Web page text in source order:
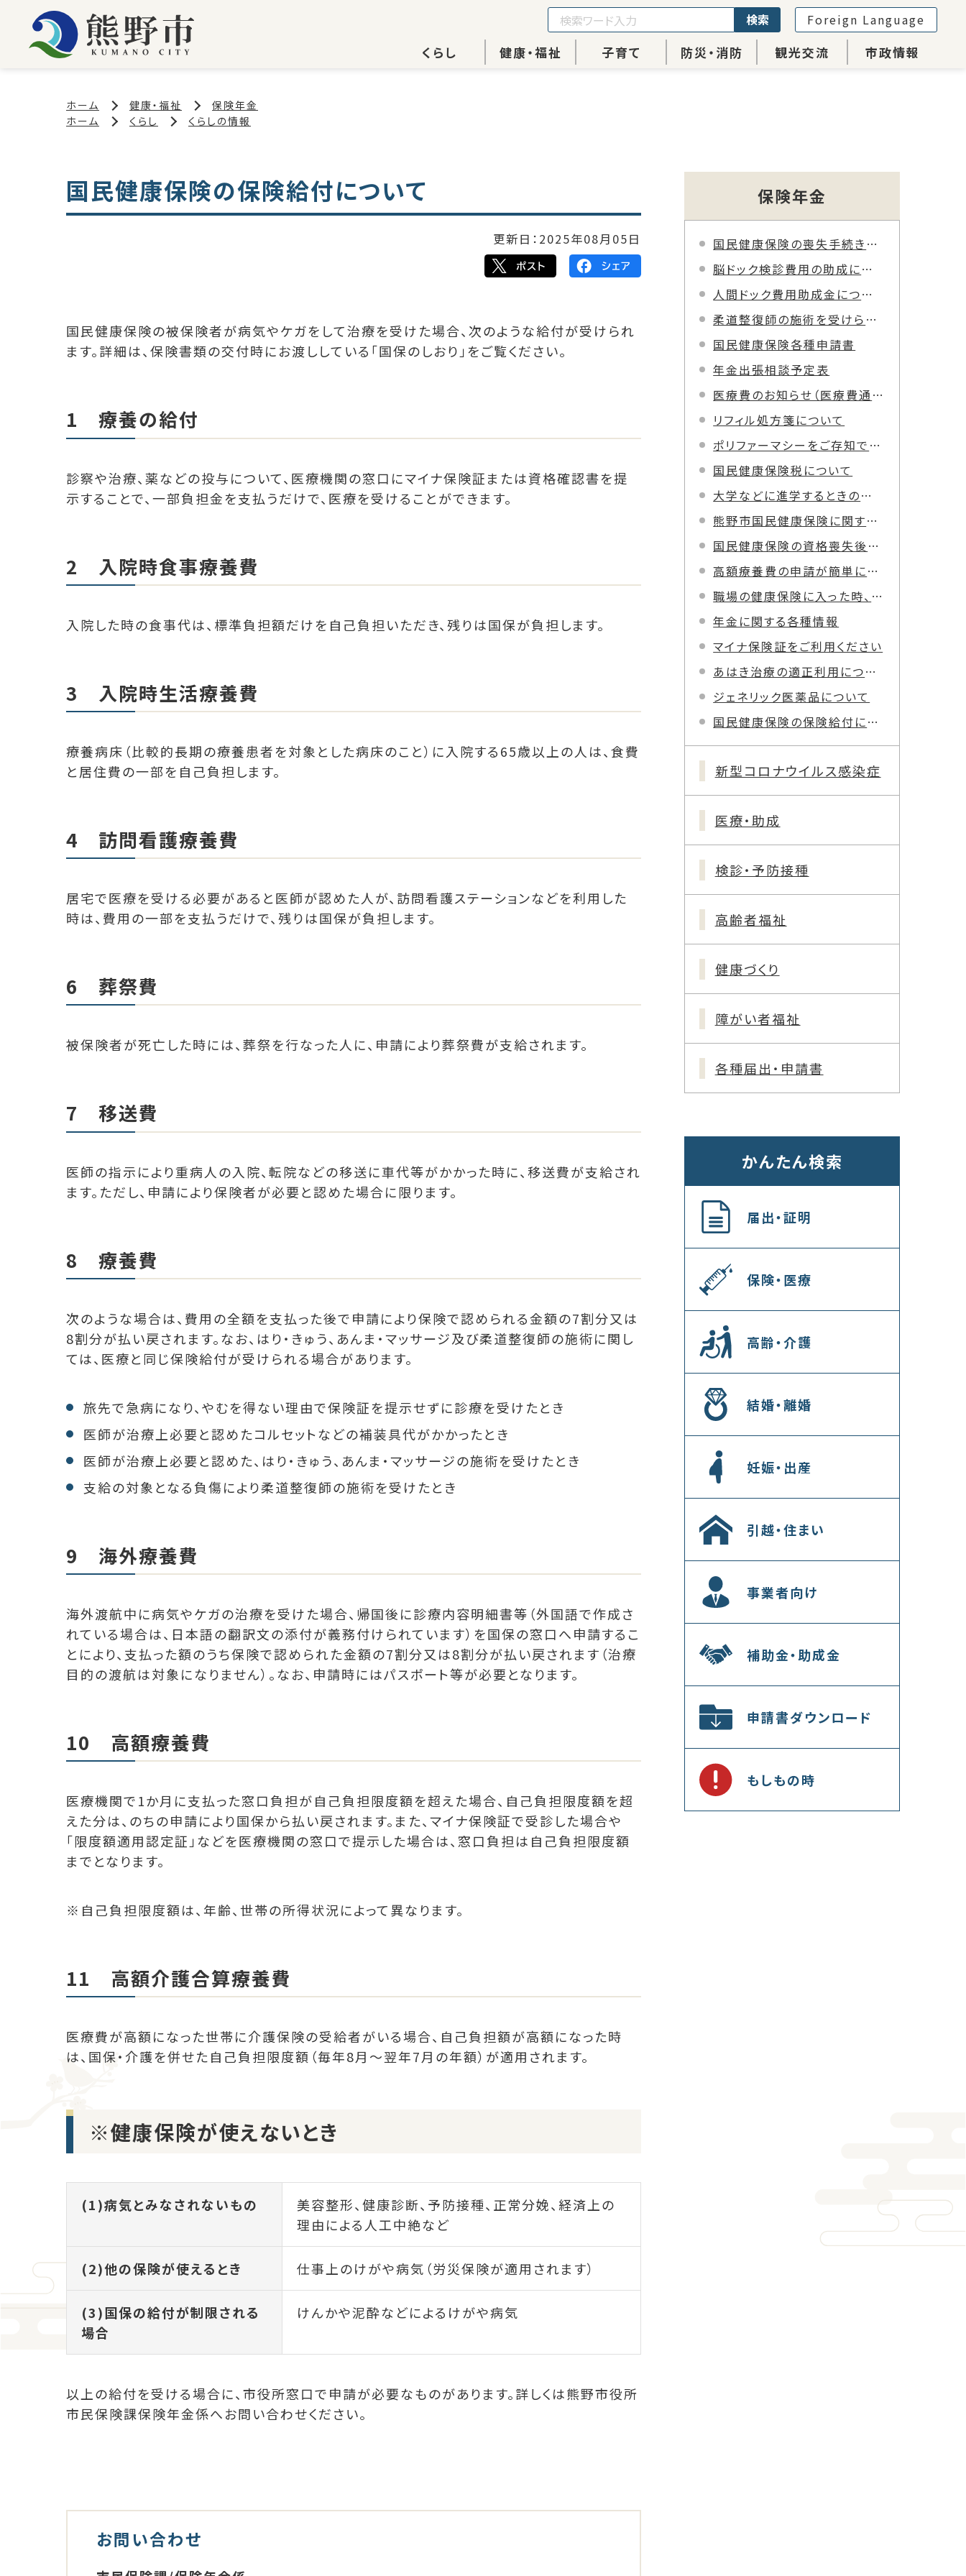
くらし 健康・福祉 子育て 防災・消防 観光交流 市政情報
検索 Foreign Language
ホーム 健康・福祉
保険年金
ホーム
くらし くらしの情報
国民健康保険の保険給付について
更新日： 2025年08月05日
国民健康保険の被保険者が病気やケガをして治療を受けた場合、次のような給付が受けられ
ます。詳細は、保険書類の交付時にお渡ししている「国保のしおり」をご覧ください。
1 療養の給付
診察や治療、薬などの投与について、医療機関の窓口にマイナ保険証または資格確認書を提
示することで、一部負担金を支払うだけで、医療を受けることができます。
2 入院時食事療養費
入院した時の食事代は、標準負担額だけを自己負担いただき、残りは国保が負担します。
3 入院時生活療養費
療養病床（比較的長期の療養患者を対象とした病床のこと）に入院する65歳以上の人は、食費
と居住費の一部を自己負担します。
4 訪問看護療養費
居宅で医療を受ける必要があると医師が認めた人が、訪問看護ステーションなどを利用した
時は、費用の一部を支払うだけで、残りは国保が負担します。
6 葬祭費
被保険者が死亡した時には、葬祭を行なった人に、申請により葬祭費が支給されます。
7 移送費
医師の指示により重病人の入院、転院などの移送に車代等がかかった時に、移送費が支給され
ます。ただし、申請により保険者が必要と認めた場合に限ります。
8 療養費
次のような場合は、費用の全額を支払った後で申請により保険で認められる金額の7割分又は
8割分が払い戻されます。なお、はり・きゅう、あんま・マッサージ及び柔道整復師の施術に関し
ては、医療と同じ保険給付が受けられる場合があります。
旅先で急病になり、やむを得ない理由で保険証を提示せずに診療を受けたとき
医師が治療上必要と認めたコルセットなどの補装具代がかかったとき
医師が治療上必要と認めた、はり・きゅう、あんま・マッサージの施術を受けたとき
支給の対象となる負傷により柔道整復師の施術を受けたとき
9 海外療養費
海外渡航中に病気やケガの治療を受けた場合、帰国後に診療内容明細書等（外国語で作成さ
れている場合は、日本語の翻訳文の添付が義務付けられています）を国保の窓口へ申請するこ
とにより、支払った額のうち保険で認められた金額の7割分又は8割分が払い戻されます（治療
目的の渡航は対象になりません）。なお、申請時にはパスポート等が必要となります。
10 高額療養費
医療機関で1か月に支払った窓口負担が自己負担限度額を超えた場合、自己負担限度額を超
えた分は、のちの申請により国保から払い戻されます。また、マイナ保険証で受診した場合や
「限度額適用認定証」などを医療機関の窓口で提示した場合は、窓口負担は自己負担限度額
までとなります。
※自己負担限度額は、年齢、世帯の所得状況によって異なります。
11 高額介護合算療養費
医療費が高額になった世帯に介護保険の受給者がいる場合、自己負担額が高額になった時
は、国保・介護を併せた自己負担限度額（毎年8月～翌年7月の年額）が適用されます。
※健康保険が使えないとき
(1)病気とみなされないもの
美容整形、健康診断、予防接種、正常分娩、経済上の
理由による人工中絶など
(2)他の保険が使えるとき 仕事上のけがや病気（労災保険が適用されます）
(3)国保の給付が制限される
場合
けんかや泥酔などによるけがや病気
以上の給付を受ける場合に、市役所窓口で申請が必要なものがあります。詳しくは熊野市役所
市民保険課保険年金係へお問い合わせください。
お問い合わせ
保険年金
国民健康保険の喪失手続きが電子申請でできるようになりました。
脳ドック検診費用の助成について
人間ドック費用助成金について
柔道整復師の施術を受けられる方へ
国民健康保険各種申請書
年金出張相談予定表
医療費のお知らせ（医療費通知）について
リフィル処方箋について
ポリファーマシーをご存知ですか？
国民健康保険税について
大学などに進学するときの学生用の国民健康保険（マル学）について
熊野市国民健康保険に関する手続きのご案内
国民健康保険の資格喪失後の受診による医療費の返還について（不当利得返還請求）
高額療養費の申請が簡単になります！
職場の健康保険に入った時、辞めた時の手続きについて
年金に関する各種情報
マイナ保険証をご利用ください
あはき治療の適正利用について
ジェネリック医薬品について
国民健康保険の保険給付について
新型コロナウイルス感染症
医療・助成
検診・予防接種
高齢者福祉
健康づくり
障がい者福祉
各種届出・申請書
かんたん検索
届出・証明
保険・医療
高齢・介護
結婚・離婚
妊娠・出産
引越・住まい
事業者向け
補助金・助成金
申請書ダウンロード
もしもの時